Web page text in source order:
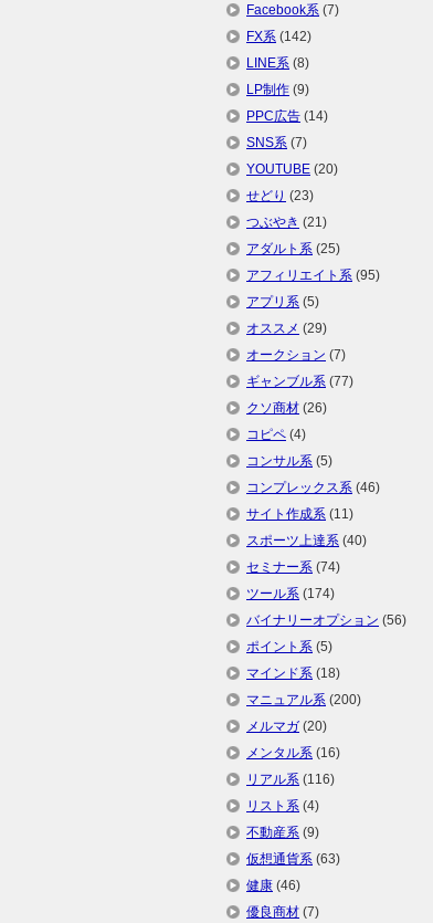
Facebook系 (7)
FX系 (142)
LINE系 (8)
LP制作 (9)
PPC広告 (14)
SNS系 (7)
YOUTUBE (20)
せどり (23)
つぶやき (21)
アダルト系 (25)
アフィリエイト系 (95)
アプリ系 (5)
オススメ (29)
オークション (7)
ギャンブル系 (77)
クソ商材 (26)
コピペ (4)
コンサル系 (5)
コンプレックス系 (46)
サイト作成系 (11)
スポーツ上達系 (40)
セミナー系 (74)
ツール系 (174)
バイナリーオプション (56)
ポイント系 (5)
マインド系 (18)
マニュアル系 (200)
メルマガ (20)
メンタル系 (16)
リアル系 (116)
リスト系 (4)
不動産系 (9)
仮想通貨系 (63)
健康 (46)
優良商材 (7)